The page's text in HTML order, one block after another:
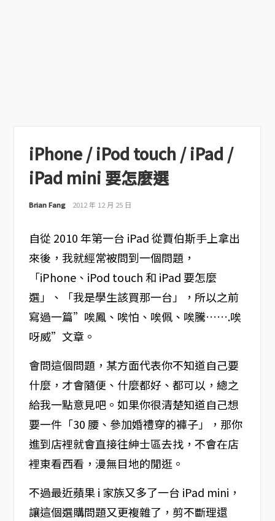
iPhone / iPod touch / iPad /
iPad mini 要怎麼選
Brian Fang 2012 年 12 月 25 日
自從 2010 年第一台 iPad 從賈伯斯手上拿出
來後，我就經常被問到一個問題，
「iPhone、iPod touch 和 iPad 要怎麼
選」、「我是學生該買那一台」，所以之前
寫過一篇”唉鳳、唉怕、唉佩、唉騰…….唉
呀威”文章。
會問這個問題，某方面代表你不知道自己要
什麼，才會隨便、什麼都好、都可以，總之
給我一點意見吧。如果你很清楚知道自己想
要一件「30 腰、參加婚禮穿的褲子」，那你
進到店裡就會直接往紳士區去找，不會在店
裡東看西看，漫無目地的閒逛。
不過最近蘋果 i 家族又多了一台 iPad mini，
讓這個選購問題又更複雜了，剪不斷理還